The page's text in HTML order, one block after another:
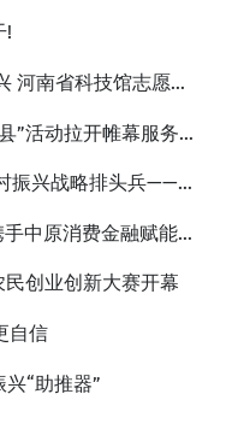
!
翱翔之翼进乡村 志愿服务助振兴 河南省科技馆志愿科普进乡村系列活动在杨吴庄村举办
2023年“百名首席科普专家进百县”活动拉开帷幕服务乡村振兴
深耕县域经济沃土 争做服务乡村振兴战略排头兵——巩义浦发村镇银行摘得三项全国殊荣
葡萄架下幸福路 ——中原银行携手中原消费金融赋能乡村振兴
民创业创新大赛开幕
自信
“助推器”